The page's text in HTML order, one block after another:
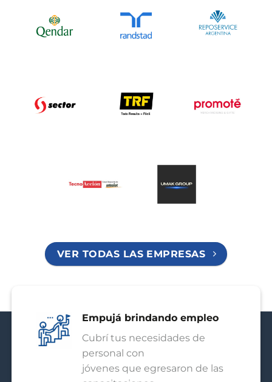
VER TODAS LAS EMPRESAS
Empujá brindando empleo
Cubrí tus necesidades de
personal con
jóvenes que egresaron de las